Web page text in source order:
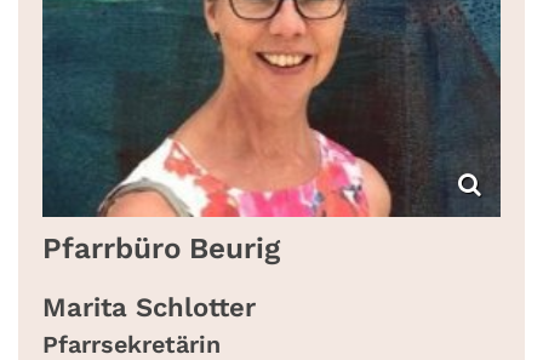
Pfarrbüro Beurig
Marita Schlotter
Pfarrsekretärin